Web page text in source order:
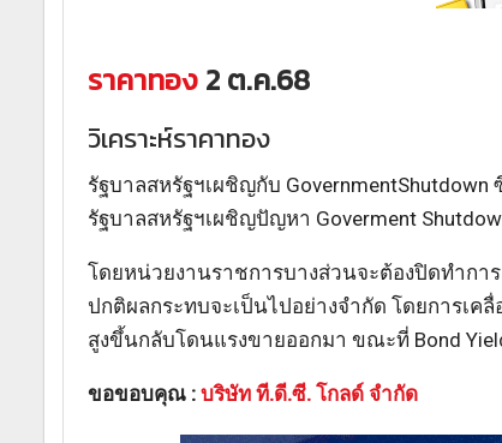
ราคาทอง 2 ต.ค.68
วิเคราะห์ราคาทอง
รัฐบาลสหรัฐฯเผชิญกับ
รัฐบาลสหรัฐฯเผชิญปัญหา Goverment
โดยหน่วยงานราชการบางส่วนจะต้องปิดทำกา
ปกติผลกระทบจะเป็นไปอย่างจำกัด โดยการเ
สูงขึ้นกลับโดนแรงขายออกมา ขณะที่ Bond
ขอขอบคุณ : บริษัท ที.ดี.ซี. โกลด์ จำกัด